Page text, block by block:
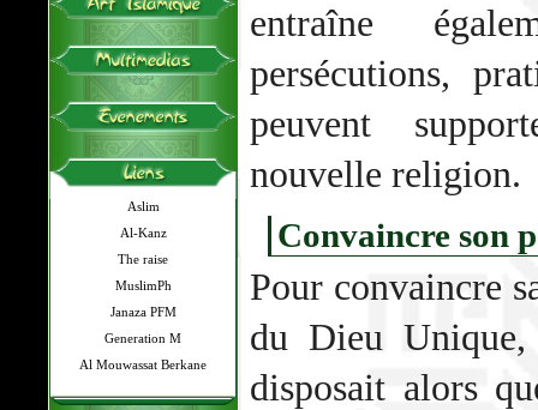
Aslim
Al-Kanz
The raise
MuslimPh
Janaza PFM
Generation M
Al Mouwassat Berkane
entraîne
persécutions,
peuvent
nouvelle religion.
Convaincre son
Pour convaincre
du Dieu
disposait alors